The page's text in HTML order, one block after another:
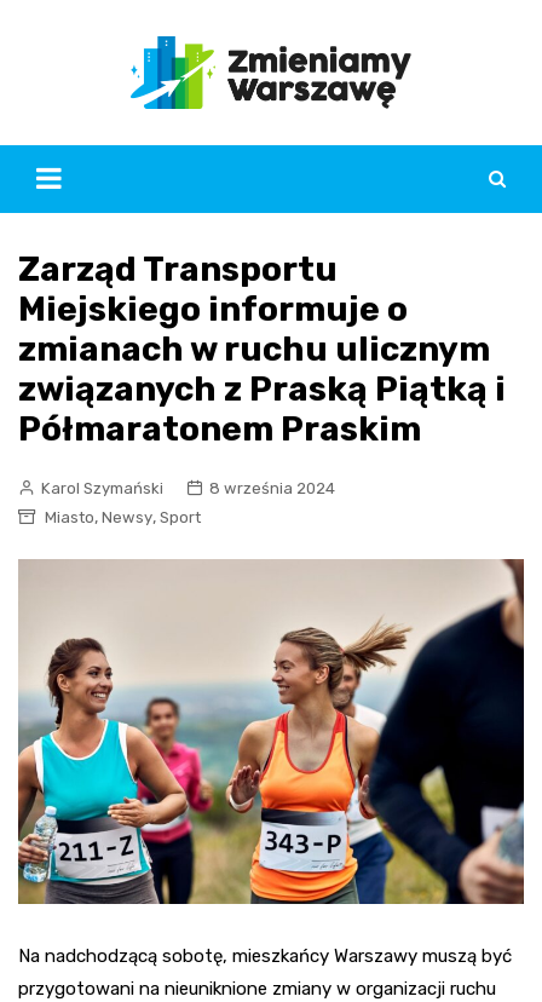
Zarząd Transportu
Miejskiego informuje o
zmianach w ruchu ulicznym
związanych z Praską Piątką i
Półmaratonem Praskim
Karol Szymański
8 września 2024
Miasto, Newsy, Sport
Na nadchodzącą sobotę, mieszkańcy Warszawy muszą być
przygotowani na nieuniknione zmiany w organizacji ruchu